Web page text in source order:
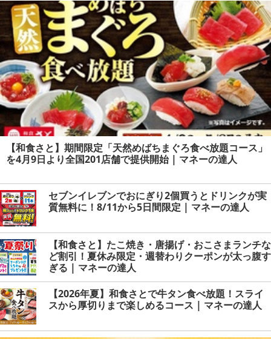
【和食さと】期間限定「天然めばちまぐろ食べ放題コース」
を4月9日より全国201店舗で提供開始 | マネーの達人
セブンイレブンでおにぎり2個買うとドリンクが実
質無料に！8/11から5日間限定 | マネーの達人
【和食さと】たこ焼き・唐揚げ・おこさまランチな
ど割引！夏休み限定・週替わりクーポンが太っ腹す
ぎる | マネーの達人
【2026年夏】和食さとで牛タン食べ放題！スライ
スから厚切りまで楽しめるコース | マネーの達人